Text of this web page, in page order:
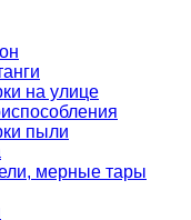
на улице
пыли
мерные тары